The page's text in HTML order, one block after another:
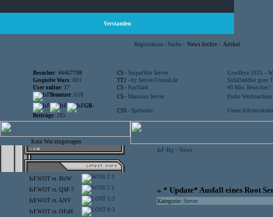
Verstanden
Registration - Suche - News Archiv - Artikel
Besucher: 44467798 CS - SniperWar Server
Goodbye 2025 –
Gespielte Wars: 803 TF2 - by Server-United.de
SofaDaddler goes
User online: 17 CS - FunYard
40 Mio. Beuscher
Benutzer: 618 CS - Mansion Server
Frohe
GB-
Beiträge: 285
CSS - Spelunke Unser
Kein War eingetragen
IsF.WOT vs. HoW 2:1
IsF.WOT vs. QSF-7 2:1
IsF.WOT vs.ANV 1:2
IsF.WOT vs. OFaH 0:2
IsF-Hp > News
» * Update* Ausfall eines Root
Kategorie: Server